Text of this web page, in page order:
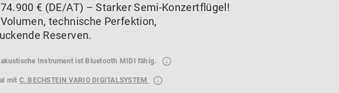
74.900 € (DE/AT) – Starker Semi-Konzertflügel!
technische Perfektion,
Reserven.
akustische Instrument ist Bluetooth MIDI fähig.
mit C. BECHSTEIN VARIO DIGITALSYSTEM